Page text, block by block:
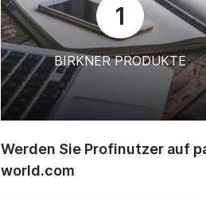
1
BIRKNER PRODUKTE
Werden Sie Profinutzer auf
world.com